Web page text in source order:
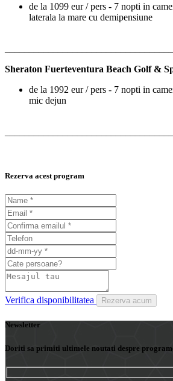
de la 1099 eur / pers - 7 nopti in
laterala la mare cu demipensiune
Sheraton Fuerteventura Beach Golf &
de la 1992 eur / pers - 7 nopti in
mic dejun
Rezerva acest program
Verifica disponibilitatea
Newsletter
Doriti sa primiti ultimele noutati despre